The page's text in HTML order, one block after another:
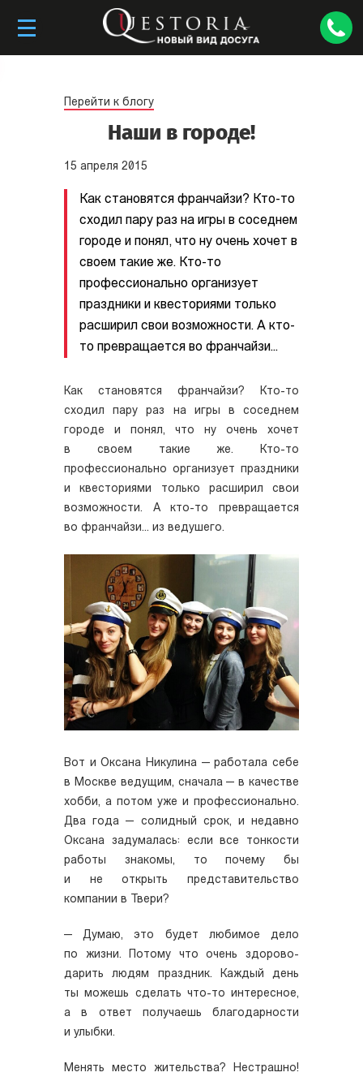
Перейти к блогу
Наши в городе!
15 апреля 2015
Как становятся франчайзи? Кто­-то
сходил пару раз на игры в соседнем
городе и понял, что ну очень хочет в
своем такие же. Кто-­то
профессионально организует
праздники и квесториями только
расширил свои возможности. А кто­-
то превращается во франчайзи...
Как становятся франчайзи? Кто­-то
сходил пару раз на игры в соседнем
городе и понял, что ну очень хочет
в своем такие же. Кто-­то
профессионально организует праздники
и квесториями только расширил свои
возможности. А кто­-то превращается
во франчайзи... из ведушего.
Вот и Оксана Никулина — работала себе
в Москве ведущим, сначала — в качестве
хобби, а потом уже и профессионально.
Два года — солидный срок, и недавно
Оксана задумалась: если все тонкости
работы знакомы, то почему бы
и не открыть представительство
компании в Твери? ­
— Думаю, это будет любимое дело
по жизни. Потому что очень здорово­
дарить людям праздник. Каждый день
ты можешь сделать что-­то интересное,
а в ответ получаешь благодарности
и улыбки.
Менять место жительства? Нестрашно!